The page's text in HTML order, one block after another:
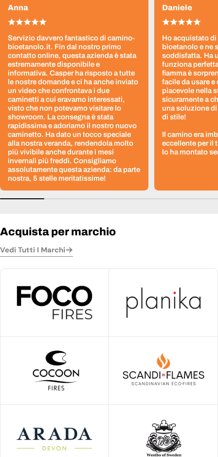
Anna
Servizio davvero fantastico di camino-
bioetanolo.it. Fin dal nostro primo
contatto online, questa azienda è stata
estremamente disponibile e
informativa. Casper ha risposto a tutte
le nostre domande e ci ha anche inviato
un video che confrontava i due
caminetti a cui eravamo interessati,
visto che non potevamo visitare lo
showroom. La consegna è stata
rapidissima e adoriamo il nostro nuovo
caminetto. Ha dato un tocco speciale
alla nostra veranda, rendendola molto
più vivibile anche durante i mesi
invernali più freddi. Consigliamo
assolutamente questa azienda: da parte
nostra, 5 stelle meritatissime!
Daniele
Ho acquistato di
bioetanolo e ne
soddisfatta. Ha
funziona
fiamma è
facile da usare e
piacevole nella
sicuramente a
una soluzione
di stile!
Il camino era
eccellente per il
lo ha montato
Acquista per marchio
Vedi Tutti I Marchi